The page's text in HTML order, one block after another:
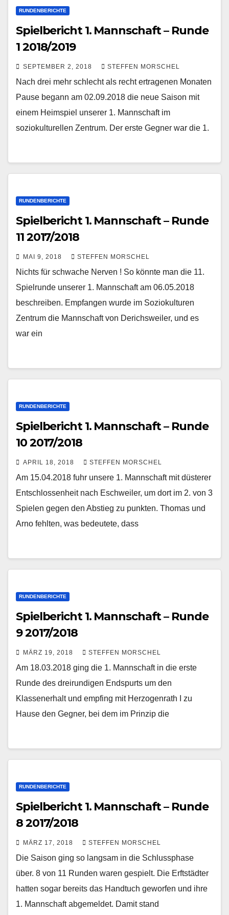
RUNDENBERICHTE
Spielbericht 1. Mannschaft – Runde
1 2018/2019
SEPTEMBER 2, 2018 STEFFEN MORSCHEL
Nach drei mehr schlecht als recht ertragenen Monaten
Pause begann am 02.09.2018 die neue Saison mit
einem Heimspiel unserer 1. Mannschaft im
soziokulturellen Zentrum. Der erste Gegner war die 1.
RUNDENBERICHTE
Spielbericht 1. Mannschaft – Runde
11 2017/2018
MAI 9, 2018 STEFFEN MORSCHEL
Nichts für schwache Nerven ! So könnte man die 11.
Spielrunde unserer 1. Mannschaft am 06.05.2018
beschreiben. Empfangen wurde im Soziokulturen
Zentrum die Mannschaft von Derichsweiler, und es
war ein
RUNDENBERICHTE
Spielbericht 1. Mannschaft – Runde
10 2017/2018
APRIL 18, 2018 STEFFEN MORSCHEL
Am 15.04.2018 fuhr unsere 1. Mannschaft mit düsterer
Entschlossenheit nach Eschweiler, um dort im 2. von 3
Spielen gegen den Abstieg zu punkten. Thomas und
Arno fehlten, was bedeutete, dass
RUNDENBERICHTE
Spielbericht 1. Mannschaft – Runde
9 2017/2018
MÄRZ 19, 2018 STEFFEN MORSCHEL
Am 18.03.2018 ging die 1. Mannschaft in die erste
Runde des dreirundigen Endspurts um den
Klassenerhalt und empfing mit Herzogenrath I zu
Hause den Gegner, bei dem im Prinzip die
RUNDENBERICHTE
Spielbericht 1. Mannschaft – Runde
8 2017/2018
MÄRZ 17, 2018 STEFFEN MORSCHEL
Die Saison ging so langsam in die Schlussphase
über. 8 von 11 Runden waren gespielt. Die Erftstädter
hatten sogar bereits das Handtuch geworfen und ihre
1. Mannschaft abgemeldet. Damit stand